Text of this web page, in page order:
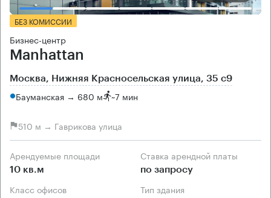
БЕЗ КОМИССИИ
Бизнес-центр
Manhattan
Москва, Нижняя Красносельская улица, 35 с9
Бауманская → 680 м ~7 мин
510 м → Гаврикова улица
Арендуемые площади
10 кв.м
Ставка арендной платы
по запросу
Класс офисов Тип здания